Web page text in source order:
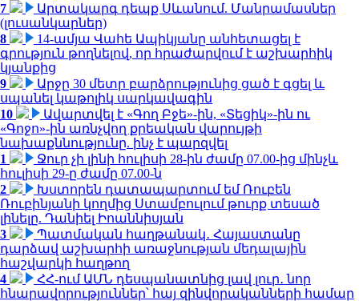
7
Արտակարգ դեպք Սևանում. Մանրամասներ
(լուսանկարներ)
8
14-ամյա Վահե Ապիկյանը անհետացել է
գրություն թողնելով, որ հրաժարվում է աշխարհիկ
կյանքից
9
Արջը 30 մետր բարձրությունից ցած է գցել և
սպանել կաթոլիկ սարկավագին
10
Ավարտվել է «Գող Բջե»-ին, «Տեցիկ»-ին ու
«Գոջո»-ին առնչվող քրեական վարույթի
նախաքննությունը. ինչ է պարզվել
1
Ջուր չի լինի հուլիսի 28-ին ժամը 07.00-ից մինչև
հուլիսի 29-ը ժամը 07.00-ն
2
Խստորեն դատապարտում եմ Ռուբեն
Ռուբինյանի կողմից Ստամբուլում թուրք տեսած
լինելը. Դանիել Իոաննիսյան
3
Պատմական հաղթանակ․ Հայաստանը
դարձավ աշխարհի առաջնության մեդալային
հաշվարկի հաղթող
4
ՀՀ-ում ԱՄՆ դեսպանատնից լավ լուր․ նոր
հնարավորություններ՝ հայ զինվորականների համար